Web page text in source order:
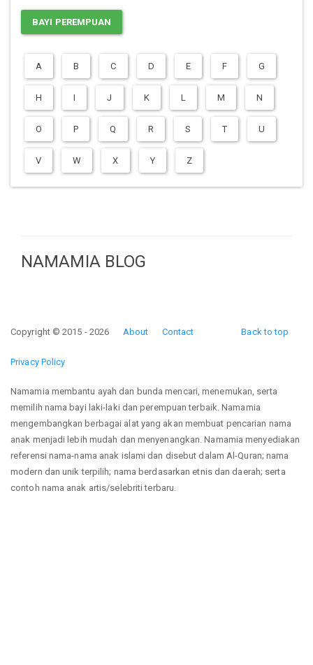
BAYI PEREMPUAN
A B C D E F G
H I J K L M N
O P Q R S T U
V W X Y Z
NAMAMIA BLOG
Back to top
Copyright © 2015 - 2026 About Contact
Privacy Policy
Namamia membantu ayah dan bunda mencari, menemukan, serta
memilih nama bayi laki-laki dan perempuan terbaik. Namamia
mengembangkan berbagai alat yang akan membuat pencarian nama
anak menjadi lebih mudah dan menyenangkan. Namamia menyediakan
referensi nama-nama anak islami dan disebut dalam Al-Quran; nama
modern dan unik terpilih; nama berdasarkan etnis dan daerah; serta
contoh nama anak artis/selebriti terbaru.